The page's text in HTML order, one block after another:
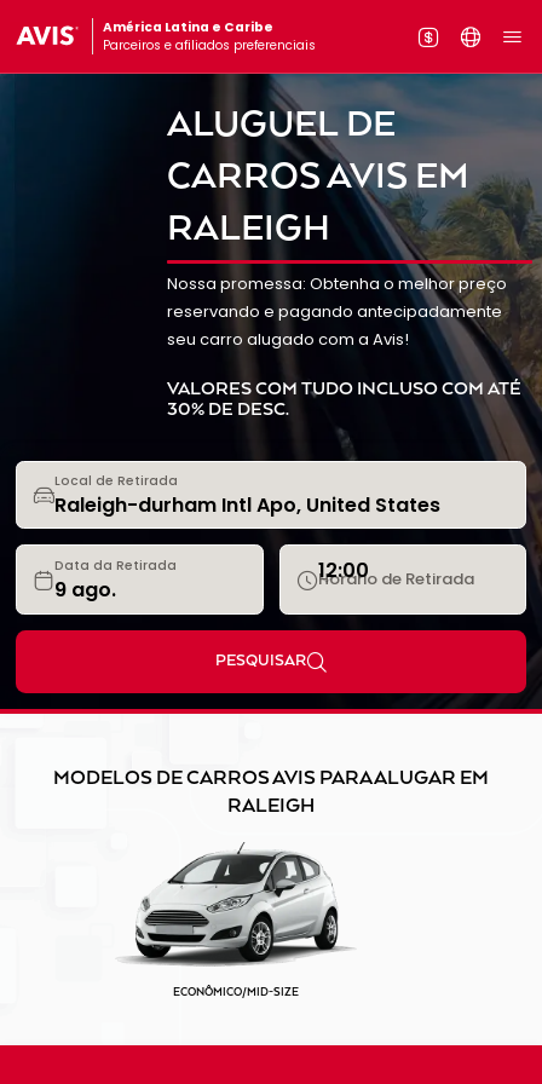
América Latina e Caribe
Parceiros e afiliados preferenciais
ALUGUEL DE
CARROS AVIS EM
RALEIGH
Nossa promessa: Obtenha o melhor preço
reservando e pagando antecipadamente
seu carro alugado com a Avis!
VALORES COM TUDO INCLUSO COM ATÉ
30% DE DESC.
Local de Retirada
Data da Retirada
Horário de Retirada
12:00
PESQUISAR
MODELOS DE CARROS AVIS PARA ALUGAR EM
RALEIGH
ECONÔMICO/MID-SIZE